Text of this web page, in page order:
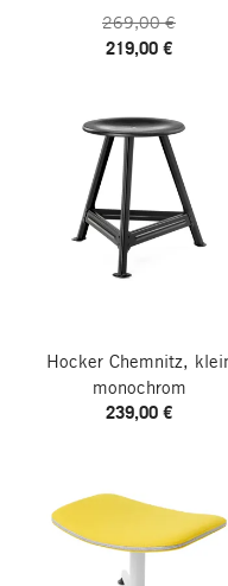
269,00 €
219,00 €
Hocker Chemnitz,
monochrom
239,00 €